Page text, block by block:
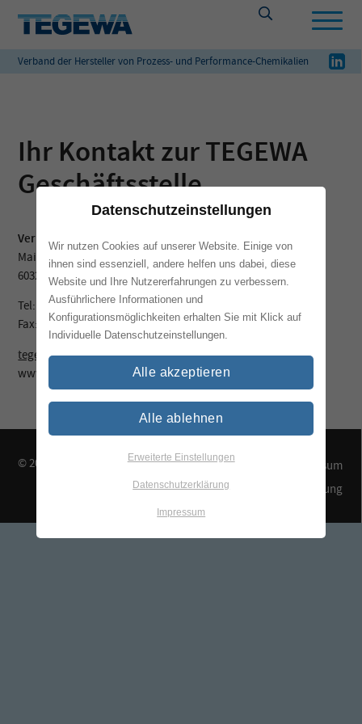
Verband der Hersteller von Prozess- und Performance-Chemikalien
Ihr Kontakt zur TEGEWA
Geschäftsstelle
Verband TEGEWA
Mainzer Landstraße 55
60329 Frankfurt am Main
Tel: +49 69 – 25 56 13 39
Fax: +49 69 – 25 56 13 42
tegewa@vci.de
www.tegewa.de
© 2026 TEGEWA e.V. Kontakt & Anfahrt
Impressum
Datenschutzerklärung
Datenschutzeinstellungen
Wir nutzen Cookies auf unserer Website. Einige von
ihnen sind essenziell, andere helfen uns dabei, diese
Website und Ihre Nutzererfahrungen zu verbessern.
Ausführlichere Informationen und
Konfigurationsmöglichkeiten erhalten Sie mit Klick auf
Individuelle Datenschutzeinstellungen.
Alle akzeptieren
Alle ablehnen
Erweiterte Einstellungen
Datenschutzerklärung
Impressum